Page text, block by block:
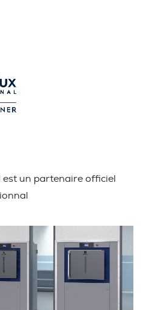
est un partenaire officiel